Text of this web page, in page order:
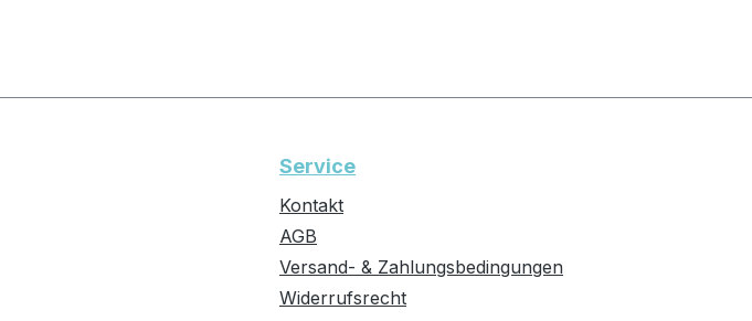
Service
Kontakt
AGB
Versand- & Zahlungsbedingungen
Widerrufsrecht